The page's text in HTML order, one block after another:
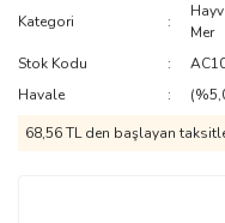
Kategori
Mer
Stok Kodu
Havale
68,56 TL den başlayan